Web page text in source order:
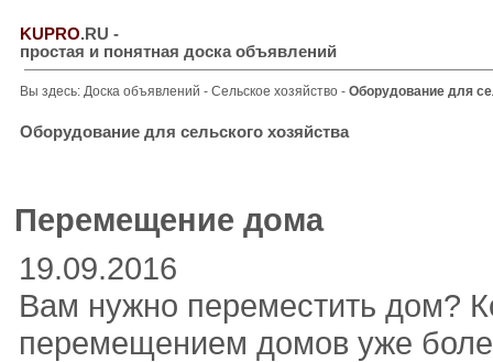
KUPRO.RU -
простая и понятная доска объявлений
Вы здесь: Доска объявлений - Сельское хозяйство - Оборудование для
Оборудование для сельского хозяйства
Перемещение дома
19.09.2016
Вам нужно переместить дом?
перемещением домов уже